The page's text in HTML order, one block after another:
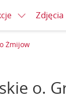
Zdjęcia
Żmijow
o.